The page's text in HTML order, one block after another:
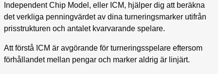
Independent Chip Model, eller ICM, hjälper dig att beräkna
det verkliga penningvärdet av dina turneringsmarker utifrån
prisstrukturen och antalet kvarvarande spelare.
Att förstå ICM är avgörande för turneringsspelare eftersom
förhållandet mellan pengar och marker aldrig är linjärt.